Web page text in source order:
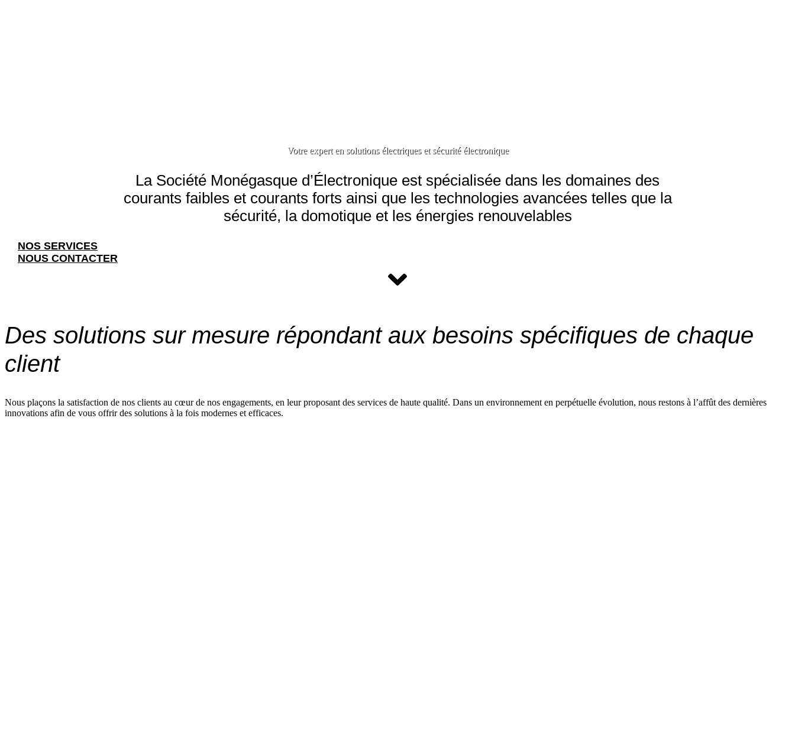
Votre expert en solutions électriques et sécurité électronique
La Société Monégasque d’Électronique est spécialisée dans les domaines des
courants faibles et courants forts ainsi que les technologies avancées telles que la
sécurité, la domotique et les énergies renouvelables
NOS SERVICES
NOUS CONTACTER
Des solutions sur mesure répondant aux besoins spécifiques de chaque
client
Nous plaçons la satisfaction de nos clients au cœur de nos engagements, en leur proposant des services de haute qualité. Dans un environnement en perpétuelle évolution, nous restons à l’affût des dernières
innovations afin de vous offrir des solutions à la fois modernes et efficaces.